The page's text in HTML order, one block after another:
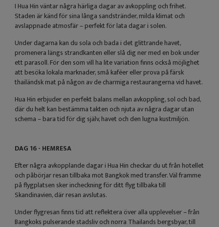
I Hua Hin väntar några härliga dagar av avkoppling och frihet.
Staden är känd för sina långa sandstränder, milda klimat och
avslappnade atmosfär – perfekt för lata dagar i solen.
Under dagarna kan du sola och bada i det glittrande havet,
promenera längs strandkanten eller slå dig ner med en bok under
ett parasoll. För den som vill ha lite variation finns också möjlighet
att besöka lokala marknader, små kaféer eller prova på färsk
thailändsk mat på någon av de charmiga restaurangerna vid havet.
Hua Hin erbjuder en perfekt balans mellan avkoppling, sol och bad,
där du helt kan bestämma takten och njuta av några dagar utan
schema – bara tid för dig själv, havet och den lugna kustmiljön.
DAG 16 - HEMRESA
Efter några avkopplande dagar i Hua Hin checkar du ut från hotellet
och påbörjar resan tillbaka mot Bangkok med transfer. Väl framme
på flygplatsen sker incheckning för ditt flyg tillbaka till
Skandinavien, där resan avslutas.
Under flygresan finns tid att reflektera över alla upplevelser – från
Bangkoks pulserande stadsliv och norra Thailands bergsbyar, till